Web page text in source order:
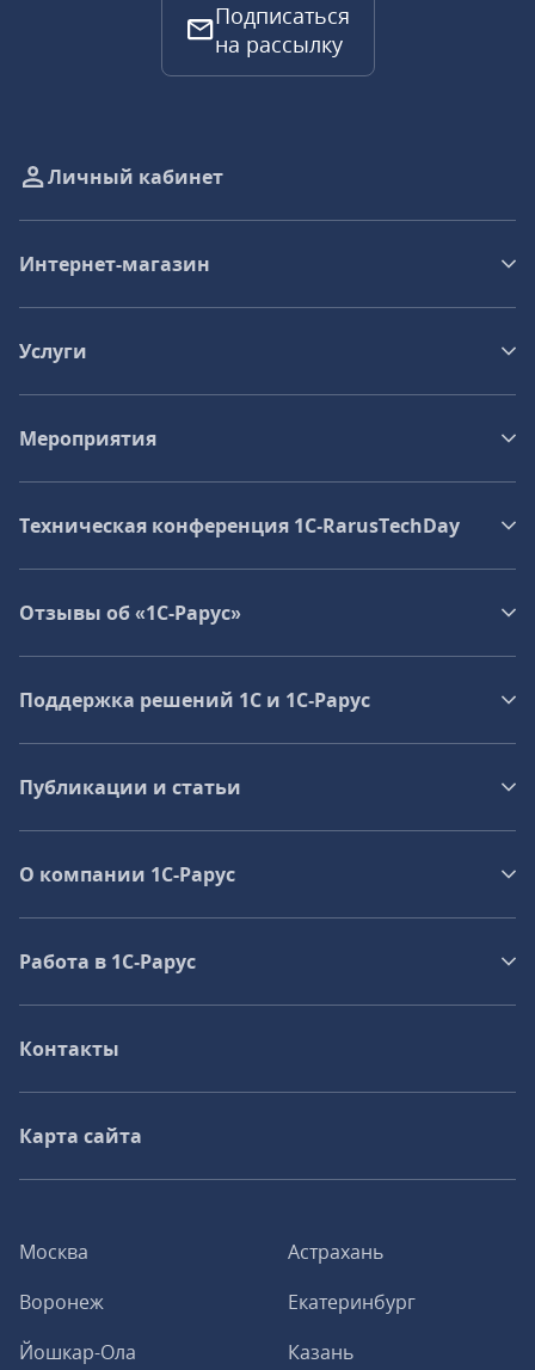
Подписаться
на рассылку
Москва
Астрахань
Воронеж
Екатеринбург
Йошкар-Ола
Казань
Личный кабинет
Интернет-магазин
Услуги
Мероприятия
Техническая конференция 1C‑RarusTechDay
Отзывы об «1С-Рарус»
Поддержка решений 1С и 1С‑Рарус
Публикации и статьи
О компании 1C-Рарус
Работа в 1С‑Рарус
Контакты
Карта сайта